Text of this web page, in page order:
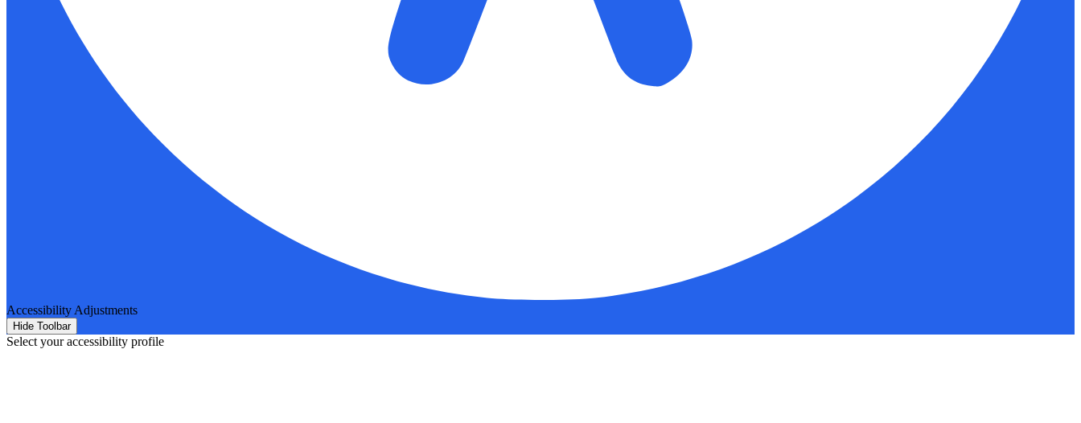
Accessibility Adjustments
Hide Toolbar
Select your accessibility profile